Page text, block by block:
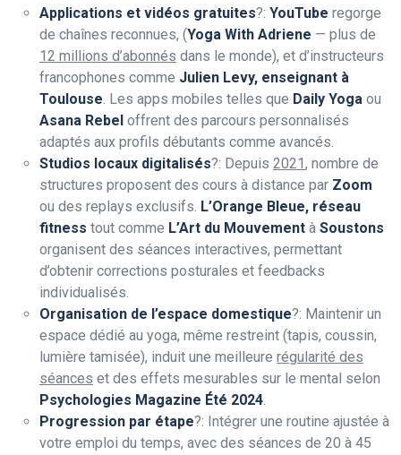
Applications et vidéos gratuites?: YouTube regorge
de chaînes reconnues, (Yoga With Adriene — plus de
12 millions d’abonnés dans le monde), et d’instructeurs
francophones comme Julien Levy, enseignant à
Toulouse. Les apps mobiles telles que Daily Yoga ou
Asana Rebel offrent des parcours personnalisés
adaptés aux profils débutants comme avancés.
Studios locaux digitalisés?: Depuis 2021 , nombre de
structures proposent des cours à distance par Zoom
ou des replays exclusifs. L’Orange Bleue, réseau
fitness tout comme L’Art du Mouvement à Soustons
organisent des séances interactives, permettant
d’obtenir corrections posturales et feedbacks
individualisés.
Organisation de l’espace domestique?: Maintenir un
espace dédié au yoga, même restreint (tapis, coussin,
lumière tamisée), induit une meilleure régularité des
séances et des effets mesurables sur le mental selon
Psychologies Magazine Été 2024.
Progression par étape?: Intégrer une routine ajustée à
votre emploi du temps, avec des séances de 20 à 45